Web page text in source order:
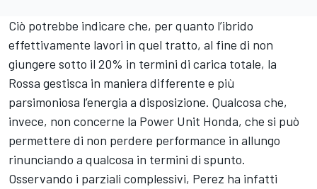
Ciò potrebbe indicare che, per quanto l’ibrido
effettivamente lavori in quel tratto, al fine di non
giungere sotto il 20% in termini di carica totale, la
Rossa gestisca in maniera differente e più
parsimoniosa l’energia a disposizione. Qualcosa che,
invece, non concerne la Power Unit Honda, che si può
permettere di non perdere performance in allungo
rinunciando a qualcosa in termini di spunto.
Osservando i parziali complessivi, Perez ha infatti